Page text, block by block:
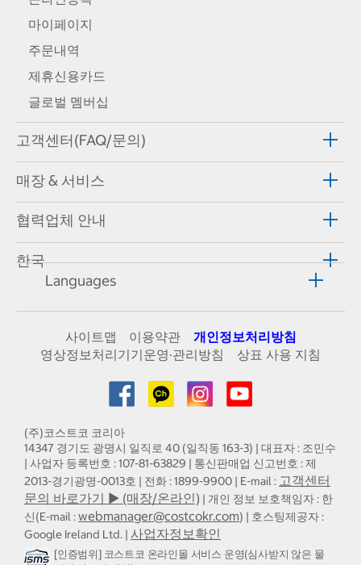
마이페이지
주문내역
제휴신용카드
글로벌 멤버십
고객센터(FAQ/문의)
매장 & 서비스
협력업체 안내
한국
Languages
사이트맵 이용약관
개인정보처리방침
영상정보처리기기운영·관리방침
상표 사용 지침
(주)코스트코 코리아
14347 경기도 광명시 일직로 40 (일직동 163-3) | 대표자 : 조민수
| 사업자 등록번호 : 107-81-63829 | 통신판매업 신고번호 : 제
2013-경기광명-0013호 | 전화 : 1899-9900 | E-mail : 고객센터
문의 바로가기 ▶ (매장/온라인) | 개인 정보 보호책임자 : 한
신(E-mail :webmanager@costcokr.com) | 호스팅제공자 :
Google Ireland Ltd. | 사업자정보확인
[인증범위] 코스트코 온라인몰 서비스 운영(심사받지 않은 물